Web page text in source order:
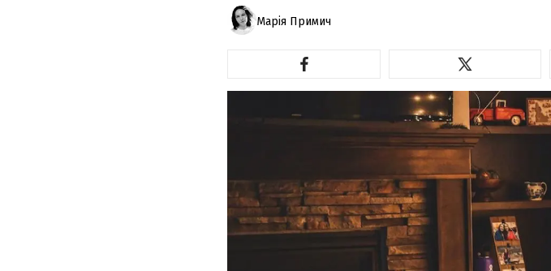
Марія Примич